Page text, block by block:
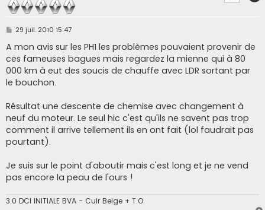
M
s
s
a
g
e
29 juil. 2010 15:47
A mon avis sur les PH1 les problèmes pouvaient provenir de
ces fameuses bagues mais regardez la mienne qui à 80
000 km à eut des soucis de chauffe avec LDR sortant par
le bouchon.
Résultat une descente de chemise avec changement à
neuf du moteur. Le seul hic c'est qu'ils ne savent pas trop
comment il arrive tellement ils en ont fait (lol faudrait pas
pourtant).
Je suis sur le point d'aboutir mais c'est long et je ne vend
pas encore la peau de l'ours !
3.0 DCI INITIALE BVA - Cuir Beige + T.O